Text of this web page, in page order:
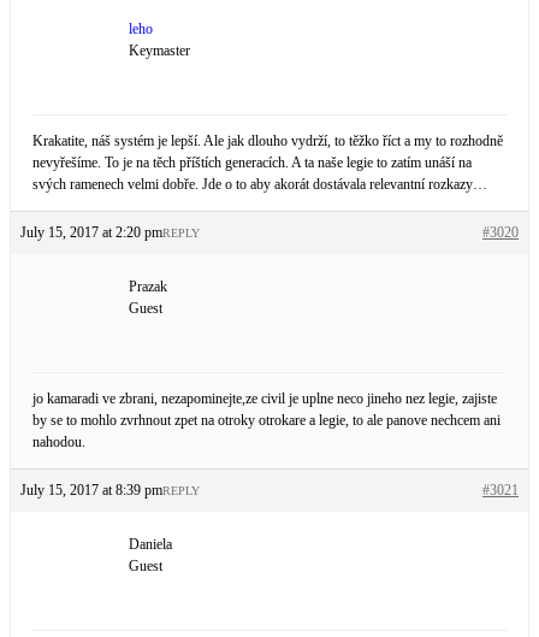
leho
Keymaster
Krakatite, náš systém je lepší. Ale jak dlouho vydrží, to těžko říct a my to rozhodně
nevyřešíme. To je na těch příštích generacích. A ta naše legie to zatím unáší na
svých ramenech velmi dobře. Jde o to aby akorát dostávala relevantní rozkazy…
July 15, 2017 at 2:20 pm #3020
REPLY
Prazak
Guest
jo kamaradi ve zbrani, nezapominejte,ze civil je uplne neco jineho nez legie, zajiste
by se to mohlo zvrhnout zpet na otroky otrokare a legie, to ale panove nechcem ani
nahodou.
July 15, 2017 at 8:39 pm #3021
REPLY
Daniela
Guest